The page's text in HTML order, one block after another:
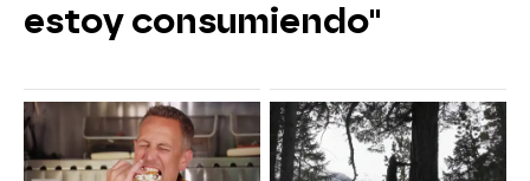
estoy consumiendo"